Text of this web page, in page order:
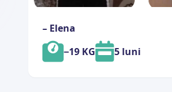
– Elena
−19 KG
5 luni